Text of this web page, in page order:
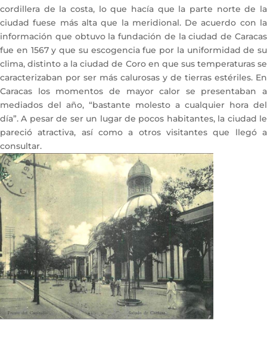
cordillera de la costa, lo que hacía que la parte norte de la
ciudad fuese más alta que la meridional. De acuerdo con la
información que obtuvo la fundación de la ciudad de Caracas
fue en 1567 y que su escogencia fue por la uniformidad de su
clima, distinto a la ciudad de Coro en que sus temperaturas se
caracterizaban por ser más calurosas y de tierras estériles. En
Caracas los momentos de mayor calor se presentaban a
mediados del año, “bastante molesto a cualquier hora del
día”. A pesar de ser un lugar de pocos habitantes, la ciudad le
pareció atractiva, así como a otros visitantes que llegó a
consultar.